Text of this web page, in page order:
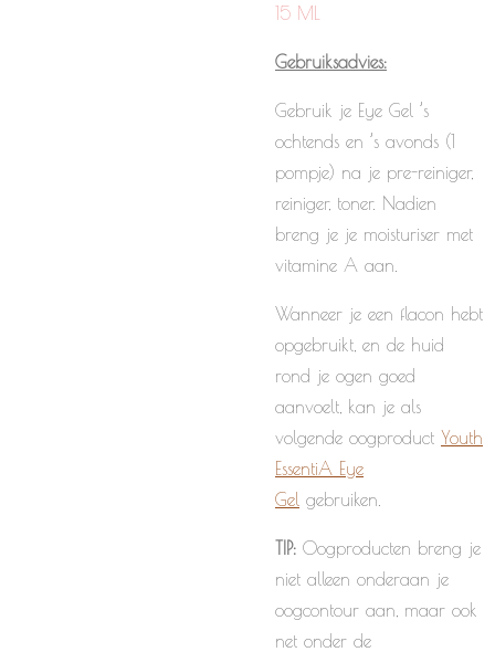
15 ML
Gebruiksadvies:
Gebruik je Eye Gel ’s
ochtends en ’s avonds (1
pompje) na je pre-reiniger,
reiniger, toner. Nadien
breng je je moisturiser met
vitamine A aan.
Wanneer je een flacon hebt
opgebruikt, en de huid
rond je ogen goed
aanvoelt, kan je als
volgende oogproduct Youth
EssentiA Eye
Gel gebruiken.
TIP: Oogproducten breng je
niet alleen onderaan je
oogcontour aan, maar ook
net onder de